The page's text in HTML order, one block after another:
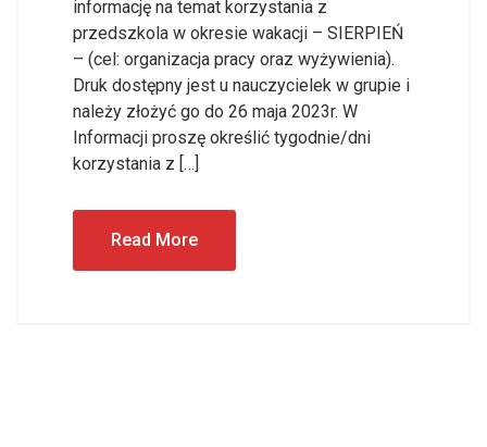
informację na temat korzystania z
przedszkola w okresie wakacji – SIERPIEŃ
– (cel: organizacja pracy oraz wyżywienia).
Druk dostępny jest u nauczycielek w grupie i
należy złożyć go do 26 maja 2023r. W
Informacji proszę określić tygodnie/dni
korzystania z […]
Read More